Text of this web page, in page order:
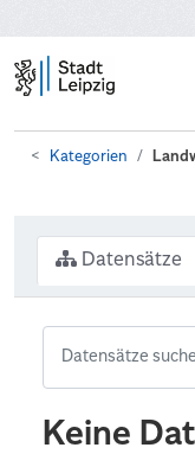
Kategorien
Datensätze
Keine